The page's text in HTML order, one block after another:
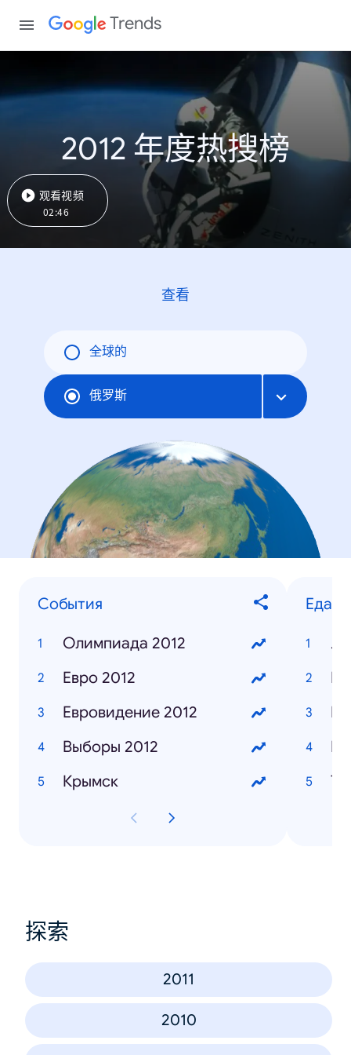
Trends
2012 年度热搜榜
观看视频
02:46
查看
全球的
俄罗斯
События
Олимпиада 2012
Евро 2012
Евровидение 2012
Выборы 2012
Крымск
Еда
探索
2011
2010